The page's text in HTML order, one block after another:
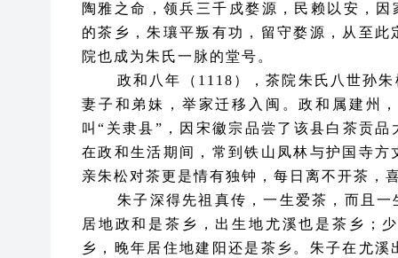
陶雅之命，领兵三千戍婺源，民赖以安，
的茶乡，朱瓖平叛有功，留守婺源，从至
院也成为朱氏一脉的堂号。
政和八年（ 1118），茶院朱氏八世孙
妻子和弟妹，举家迁移入闽。政和属建州
叫“关隶县”，因宋徽宗品尝了该县白茶贡
在政和生活期间，常到铁山凤林与护国寺
亲朱松对茶更是情有独钟，每日离不开茶，
朱子深得先祖真传，一生爱茶，而且
居地政和是茶乡，出生地尤溪也是茶乡；
乡，晚年居住地建阳还是茶乡。朱子在尤